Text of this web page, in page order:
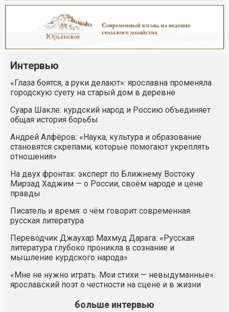
Интервью
«Глаза боятся, а руки делают»: ярославна променяла
городскую суету на старый дом в деревне
Суара Шакле: курдский народ и Россию объединяет
общая история борьбы
Андрей Алфёров: «Наука, культура и образование
становятся скрепами, которые помогают укреплять
отношения»
На двух фронтах: эксперт по Ближнему Востоку
Мирзад Хаджим — о России, своём народе и цене
правды
Писатель и время: о чём говорит современная
русская литература
Переводчик Джаухар Махмуд Дарага: «Русская
литература глубоко проникла в сознание и
мышление курдского народа»
«Мне не нужно играть. Мои стихи — невыдуманные»:
ярославский поэт о честности на сцене и в жизни
больше интервью